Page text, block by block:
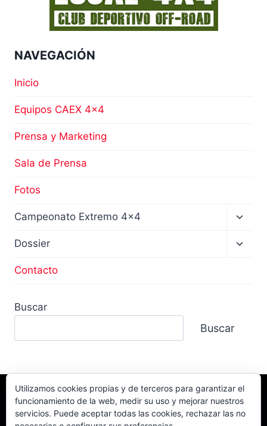
NAVEGACIÓN
Inicio
Equipos CAEX 4×4
Prensa y Marketing
Sala de Prensa
Fotos
Campeonato Extremo 4×4
hijo
Dossier
Contacto
Buscar
Buscar
Facebook TikTok
Instagram
YouTube
Utilizamos cookies propias y de terceros para garantizar el
funcionamiento de la web, medir su uso y mejorar nuestros
servicios. Puede aceptar todas las cookies, rechazar las no